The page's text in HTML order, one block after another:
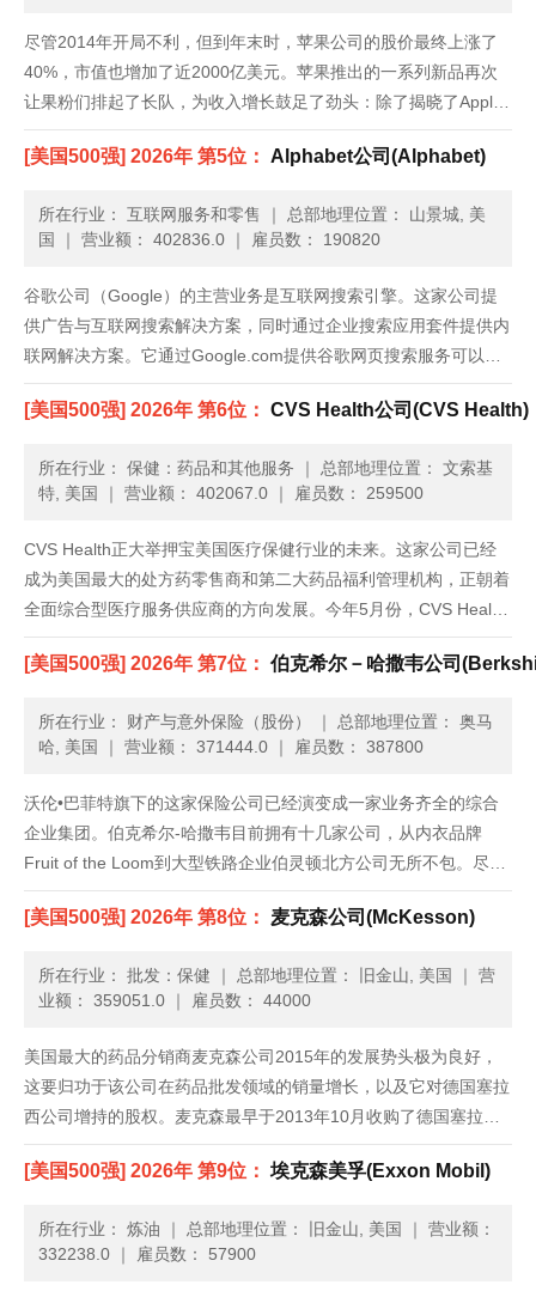
尽管2014年开局不利，但到年末时，苹果公司的股价最终上涨了
40%，市值也增加了近2000亿美元。苹果推出的一系列新品再次
让果粉们排起了长队，为收入增长鼓足了劲头：除了揭晓了Apple
Pay和Apple Watch等新的产品类别，苹果还发布了iPhone 6，上
市前三天就创纪录地卖出1000万部。......
[美国500强] 2026年 第5位： Alphabet公司(Alphabet)
所在行业： 互联网服务和零售 ｜ 总部地理位置： 山景城, 美
国
｜ 营业额： 402836.0 ｜ 雇员数： 190820
谷歌公司（Google）的主营业务是互联网搜索引擎。这家公司提
供广告与互联网搜索解决方案，同时通过企业搜索应用套件提供内
联网解决方案。它通过Google.com提供谷歌网页搜索服务可以访
问网页；通过谷歌图片搜索（Google Image Search），可以在网
页上找到的所有图片的可搜索索引；谷歌网......
[美国500强] 2026年 第6位： CVS Health公司(CVS Health)
所在行业： 保健：药品和其他服务 ｜ 总部地理位置： 文索基
特, 美国
｜ 营业额： 402067.0 ｜ 雇员数： 259500
CVS Health正大举押宝美国医疗保健行业的未来。这家公司已经
成为美国最大的处方药零售商和第二大药品福利管理机构，正朝着
全面综合型医疗服务供应商的方向发展。今年5月份，CVS Health
出资127亿美元收购了Omnicare，发展路径愈加清晰。Omnicare
是一家医药快递公司，也帮助养老院管......
[美国500强] 2026年 第7位： 伯克希尔－哈撒韦公司
所在行业： 财产与意外保险（股份） ｜ 总部地理位置： 奥马
哈, 美国
｜ 营业额： 371444.0 ｜ 雇员数： 387800
沃伦•巴菲特旗下的这家保险公司已经演变成一家业务齐全的综合
企业集团。伯克希尔-哈撒韦目前拥有十几家公司，从内衣品牌
Fruit of the Loom到大型铁路企业伯灵顿北方公司无所不包。尽管
体量庞大，但伯克希尔-哈撒韦的收入增速依旧超过了美国整体经
济。通过与巴西投资公司3G资本联手，它还持有了新组建......
[美国500强] 2026年 第8位： 麦克森公司(McKesson)
所在行业： 批发：保健 ｜ 总部地理位置： 旧金山, 美国 ｜ 营
业额： 359051.0 ｜ 雇员数： 44000
美国最大的药品分销商麦克森公司2015年的发展势头极为良好，
这要归功于该公司在药品批发领域的销量增长，以及它对德国塞拉
西公司增持的股权。麦克森最早于2013年10月收购了德国塞拉西
公司50.1%的股份，从而使其在全球通用药物市场上占据了更大的
份额。去年年初，总部位于美国旧金山的麦克森公司一举收购了
[美国500强] 2026年 第9位： 埃克森美孚(Exxon Mobil)
所在行业： 炼油 ｜ 总部地理位置： 旧金山, 美国 ｜ 营业额：
332238.0 ｜ 雇员数： 57900